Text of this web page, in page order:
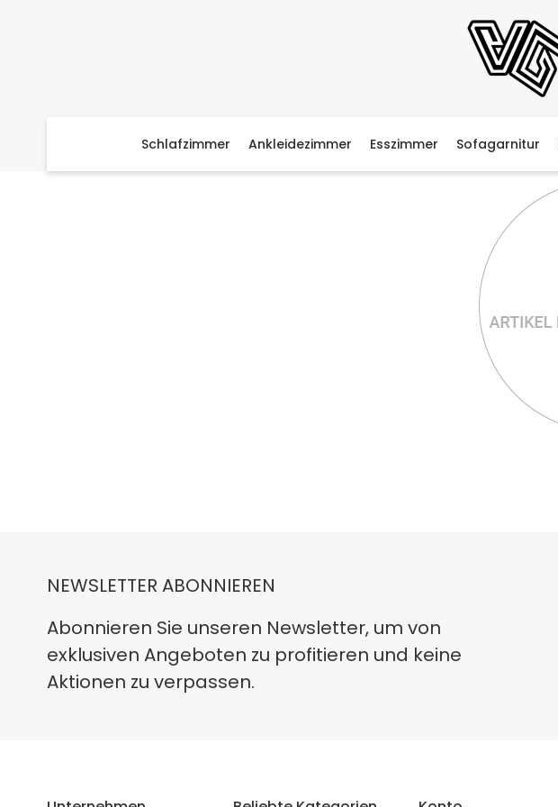
Schlafzimmer Ankleidezimmer Esszimmer Sofagarnitur
NEWSLETTER ABONNIEREN
Abonnieren Sie unseren Newsletter, um von
exklusiven Angeboten zu profitieren und keine
Aktionen zu verpassen.